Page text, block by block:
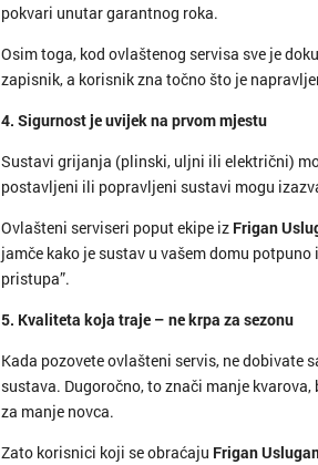
pokvari unutar garantnog roka.
Osim toga, kod ovlaštenog servisa sve je
zapisnik, a korisnik zna točno što je
4. Sigurnost je uvijek na prvom mjestu
Sustavi grijanja (plinski, uljni ili električni)
postavljeni ili popravljeni sustavi mogu
Ovlašteni serviseri poput ekipe iz Frigan
jamče kako je sustav u vašem domu
pristupa”.
5. Kvaliteta koja traje – ne krpa za sezonu
Kada pozovete ovlašteni servis, ne dobivate
sustava. Dugoročno, to znači manje
za manje novca.
Zato korisnici koji se obraćaju Frigan